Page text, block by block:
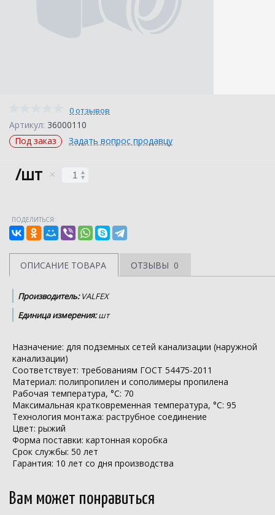
0 отзывов
Артикул: 36000110
Под заказ
Задать вопрос продавцу
/шт
ПОДЕЛИТЬСЯ:
ОПИСАНИЕ ТОВАРА ОТЗЫВЫ 0
Производитель:VALFEX
Единица измерения:шт
Назначение: для подземных сетей канализации (наружной
канализации)
Соответствует: требованиям ГОСТ 54475-2011
Материал: полипропилен и сополимеры пропилена
Рабочая температура, °С: 70
Максимальная кратковременная температура, °С: 95
Технология монтажа: раструбное соединение
Цвет: рыжий
Форма поставки: картонная коробка
Срок службы: 50 лет
Гарантия: 10 лет со дня производства
Вам может понравиться